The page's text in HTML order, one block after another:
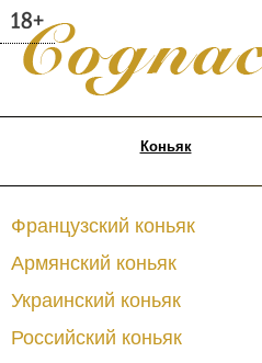
Коньяк
Французский коньяк
Армянский коньяк
Украинский коньяк
Российский коньяк